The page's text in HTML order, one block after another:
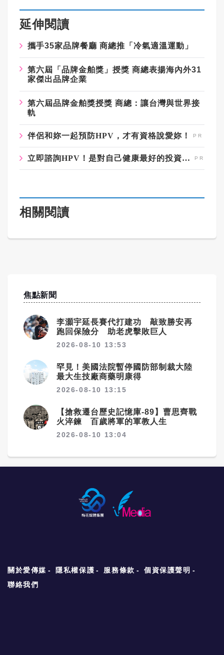
延伸閱讀
攜手35家品牌餐廳 商總推「冷氣適溫運動」
第六屆「品牌金舶獎」授獎 商總表揚海內外31
家傑出品牌企業
第六屆品牌金舶獎授獎 商總：讓台灣與世界接
軌
伴侶和妳一起預防HPV，才有資格說愛妳！
立即諮詢HPV！是對自己健康最好的投資，把握現在不嫌晚！
相關閱讀
焦點新聞
李灝宇延長賽代打建功 敲致勝安再
跑回保險分 助老虎擊敗巨人
2026-08-10 13:53
罕見！美國法院暫停國防部制裁大陸
最大生技廠商藥明康得
2026-08-10 13:15
【搶救遷台歷史記憶庫-89】曹思齊戰
火淬鍊 百歲將軍的軍教人生
2026-08-10 13:04
關於愛傳媒 隱私權保護 服務條款
個資保護聲明
聯絡我們